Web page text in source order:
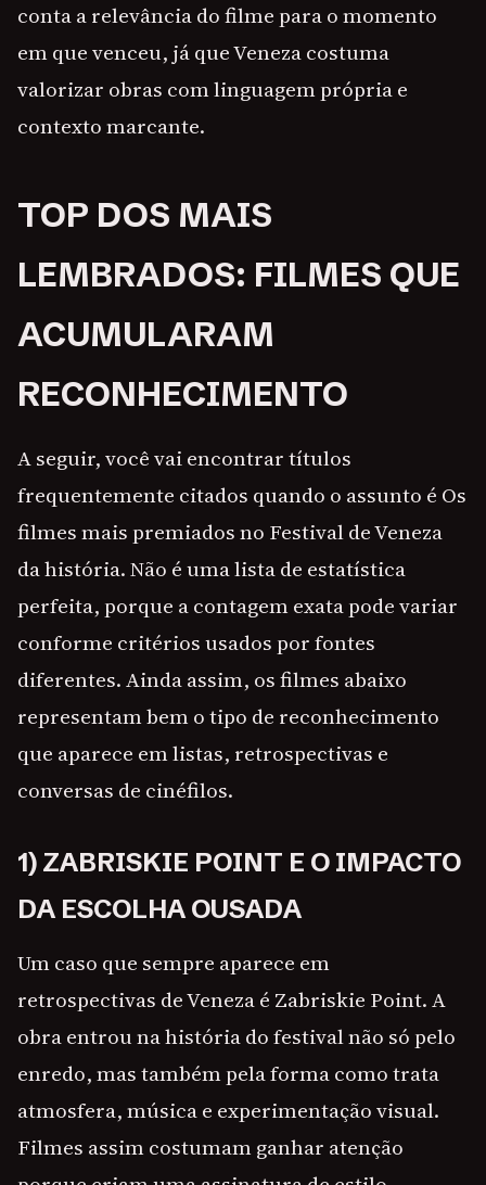
conta a relevância do filme para o momento
em que venceu, já que Veneza costuma
valorizar obras com linguagem própria e
contexto marcante.
TOP DOS MAIS
LEMBRADOS: FILMES QUE
ACUMULARAM
RECONHECIMENTO
A seguir, você vai encontrar títulos
frequentemente citados quando o assunto é Os
filmes mais premiados no Festival de Veneza
da história. Não é uma lista de estatística
perfeita, porque a contagem exata pode variar
conforme critérios usados por fontes
diferentes. Ainda assim, os filmes abaixo
representam bem o tipo de reconhecimento
que aparece em listas, retrospectivas e
conversas de cinéfilos.
1) ZABRISKIE POINT E O IMPACTO
DA ESCOLHA OUSADA
Um caso que sempre aparece em
retrospectivas de Veneza é Zabriskie Point. A
obra entrou na história do festival não só pelo
enredo, mas também pela forma como trata
atmosfera, música e experimentação visual.
Filmes assim costumam ganhar atenção